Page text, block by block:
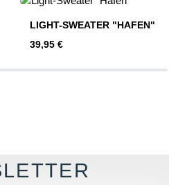
LIGHT-SWEATER "HAFEN"
Regulärer Preis:
39,95 €